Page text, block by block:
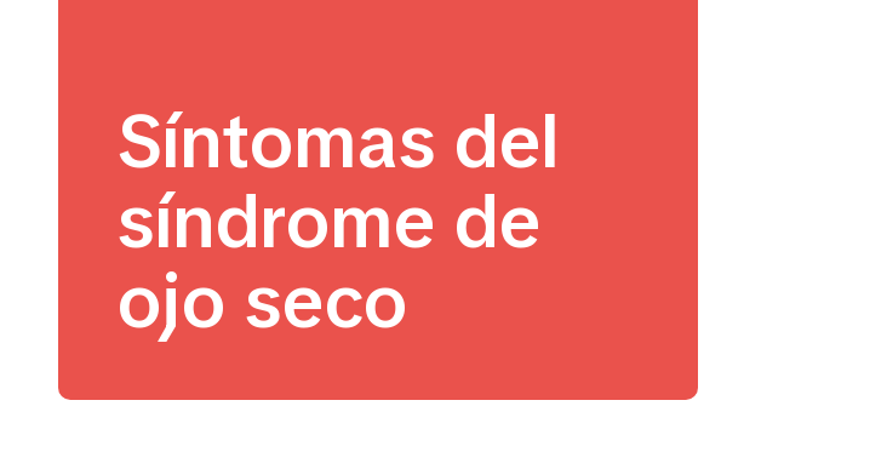
Síntomas del
síndrome de
ojo seco